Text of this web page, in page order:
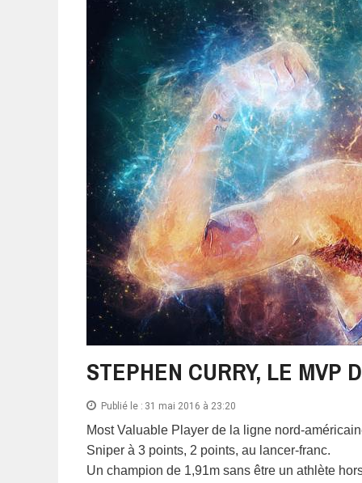
STEPHEN CURRY, LE MVP
Publié le : 31 mai 2016 à 23:20
Most Valuable Player de la ligne nord-
Sniper à 3 points, 2 points, au lancer-franc.
Un champion de 1,91m sans être un athlète